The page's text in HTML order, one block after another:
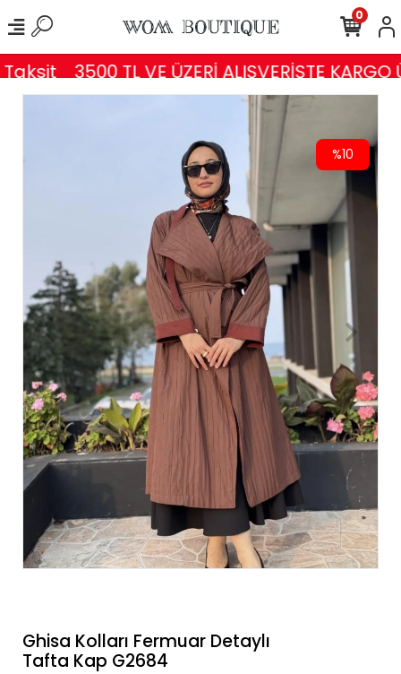
3500 TL VE ÜZERİ ALIŞVERİŞTE KARGO
0
%10
Ghisa Kolları Fermuar Detaylı
Tafta Kap G2684